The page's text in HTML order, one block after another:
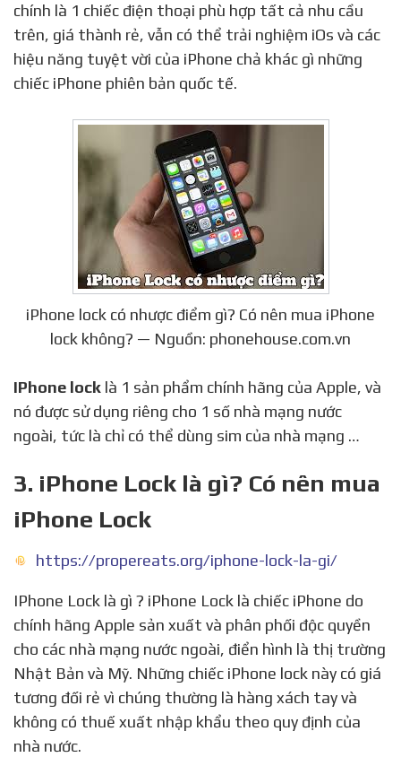
chính là 1 chiếc điện thoại phù hợp tất cả nhu cầu
trên, giá thành rẻ, vẫn có thể trải nghiệm iOs và các
hiệu năng tuyệt vời của iPhone chả khác gì những
chiếc iPhone phiên bản quốc tế.
iPhone lock có nhược điểm gì? Có nên mua iPhone
lock không? — Nguồn: phonehouse.com.vn
IPhone lock là 1 sản phẩm chính hãng của Apple, và
nó được sử dụng riêng cho 1 số nhà mạng nước
ngoài, tức là chỉ có thể dùng sim của nhà mạng …
3. iPhone Lock là gì? Có nên mua
iPhone Lock
https://propereats.org/iphone-lock-la-gi/
IPhone Lock là gì ? iPhone Lock là chiếc iPhone do
chính hãng Apple sản xuất và phân phối độc quyền
cho các nhà mạng nước ngoài, điển hình là thị trường
Nhật Bản và Mỹ. Những chiếc iPhone lock này có giá
tương đối rẻ vì chúng thường là hàng xách tay và
không có thuế xuất nhập khẩu theo quy định của
nhà nước.